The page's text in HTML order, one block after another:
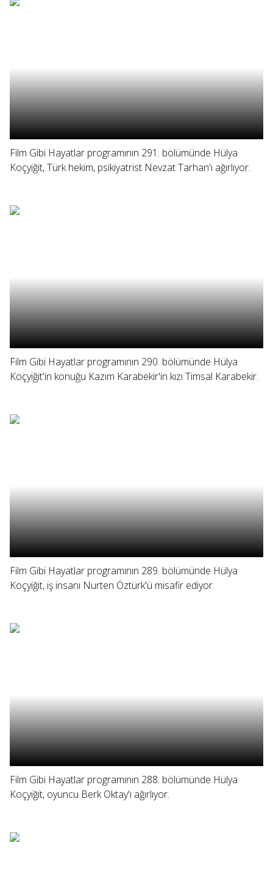
Film Gibi Hayatlar programının 291. bölümünde Hülya
Koçyiğit, Türk hekim, psikiyatrist Nevzat Tarhan'ı ağırlıyor.
Film Gibi Hayatlar programının 290. bölümünde Hülya
Koçyiğit'in konuğu Kazım Karabekir'in kızı Timsal Karabekir.
Film Gibi Hayatlar programının 289. bölümünde Hülya
Koçyiğit, iş insanı Nurten Öztürk'ü misafir ediyor.
Film Gibi Hayatlar programının 288. bölümünde Hülya
Koçyiğit, oyuncu Berk Oktay'ı ağırlıyor.